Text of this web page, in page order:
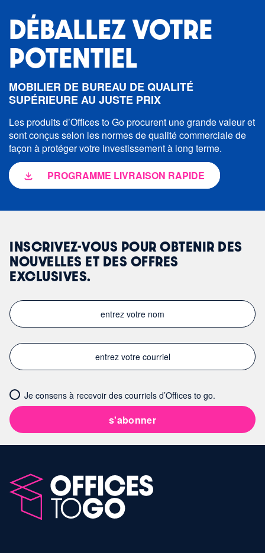
DÉBALLEZ VOTRE
POTENTIEL
MOBILIER DE BUREAU DE QUALITÉ
SUPÉRIEURE AU JUSTE PRIX
Les produits d’Offices to Go procurent une grande valeur et
sont conçus selon les normes de qualité commerciale de
façon à protéger votre investissement à long terme.
PROGRAMME LIVRAISON RAPIDE
INSCRIVEZ-VOUS POUR OBTENIR DES
NOUVELLES ET DES OFFRES
EXCLUSIVES.
Je consens à recevoir des courriels d’Offices to go.
s'abonner